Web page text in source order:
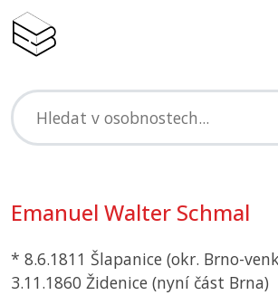
Emanuel Walter Schmal
* 8.6.1811 Šlapanice (okr. Brno-
3.11.1860 Židenice (nyní část Brna)